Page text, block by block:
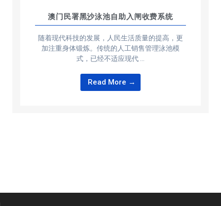
澳门民署黑沙泳池自助入闸收费系统
随着现代科技的发展，人民生活质量的提高，更
加注重身体锻炼。传统的人工销售管理泳池模
式，已经不适应现代 …
Read More →